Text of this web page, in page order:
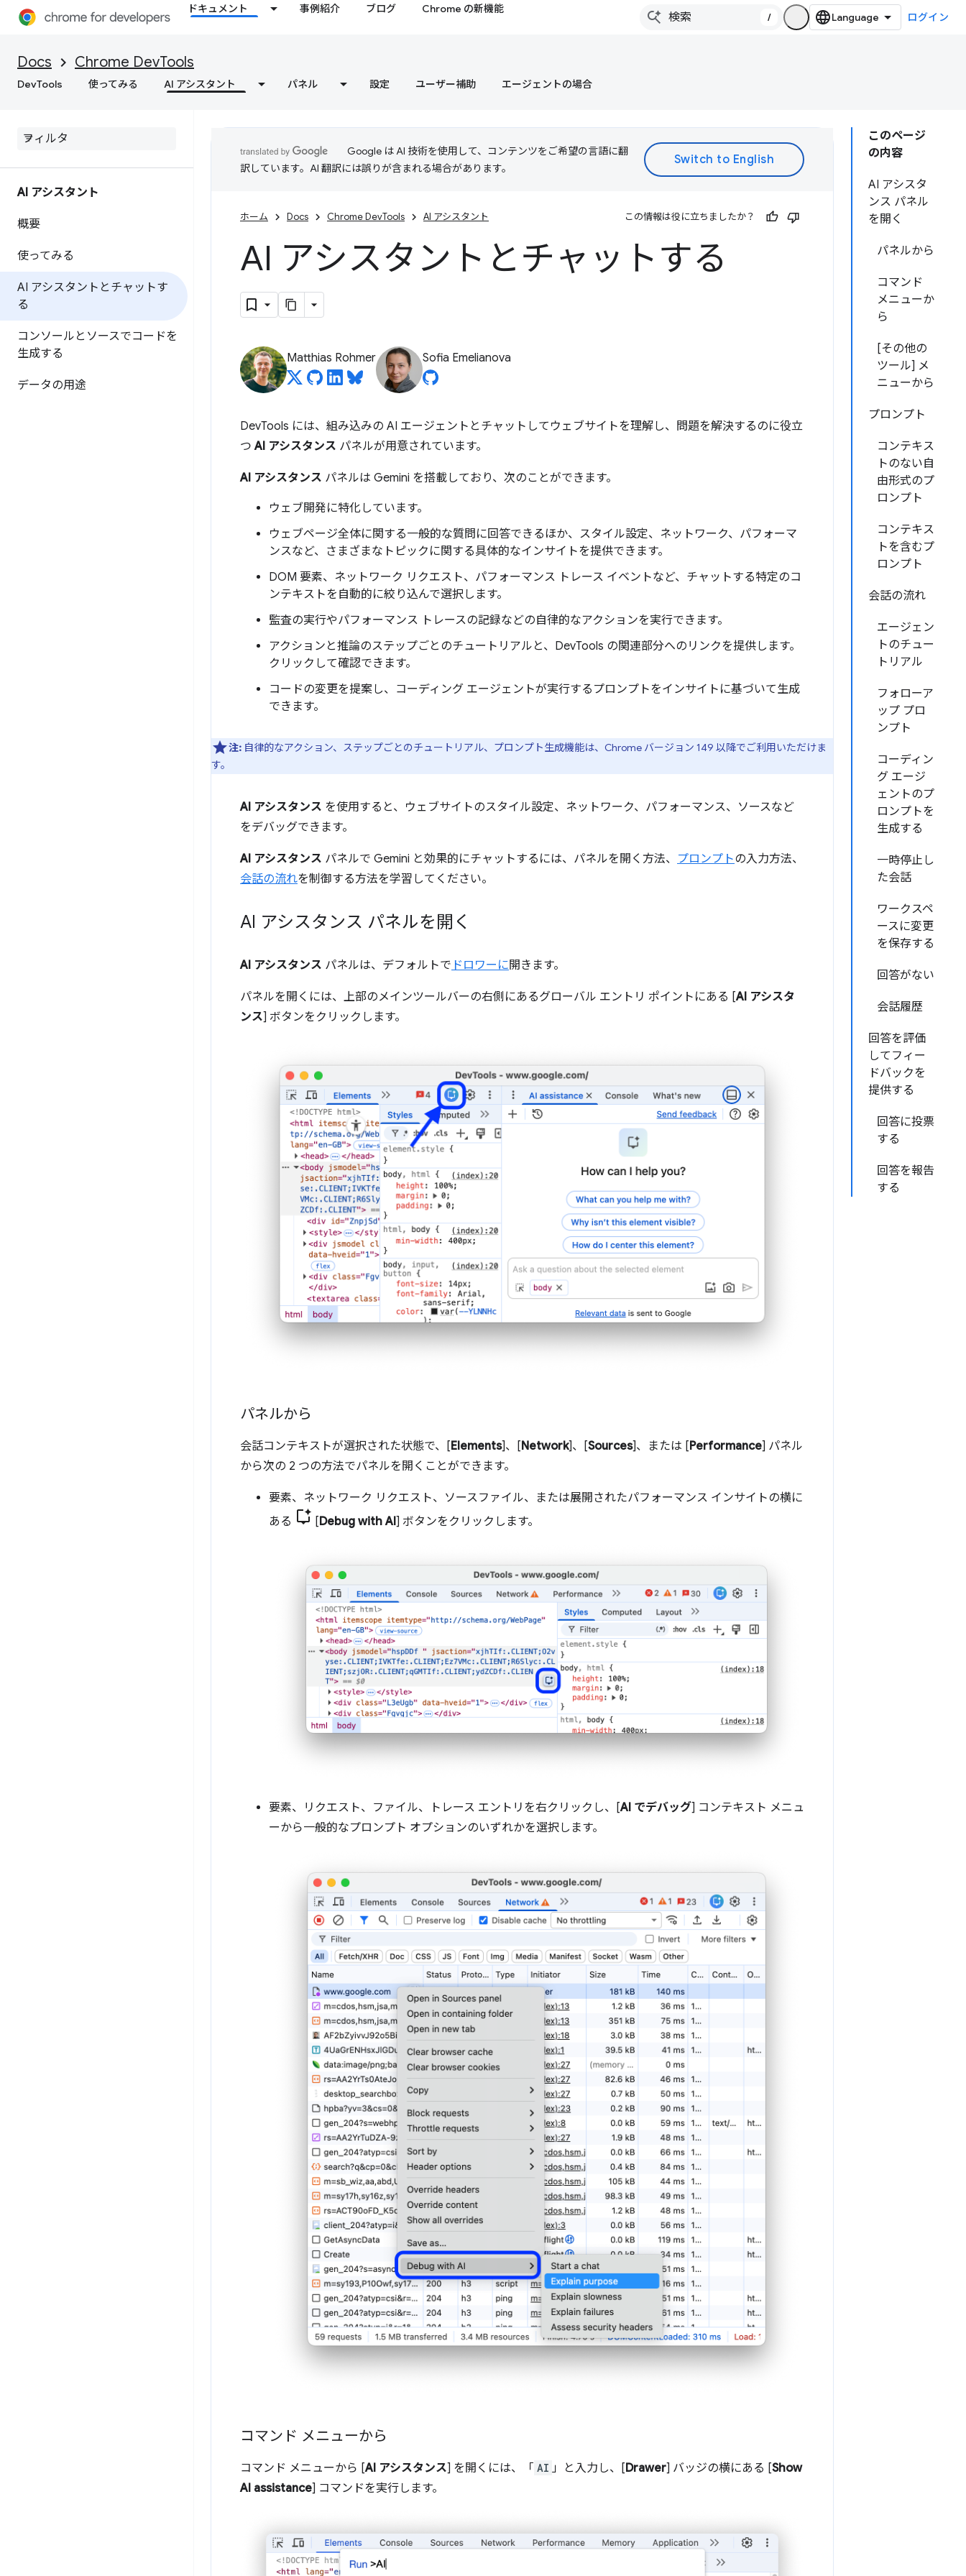
ドキュメント 事例紹介 ブログ Chrome の新機能
/ ログイン
Docs Chrome DevTools
DevTools 使ってみる AI アシスタント パネル 設定 ユーザー補助 エージェントの場合
AI アシスタント
概要
使ってみる
AI アシスタントとチャットす
る
コンソールとソースでコードを
生成する
データの用途
このページ
の内容
AI アシスタ
ンス パネル
を開く
パネルから
コマンド
メニューか
ら
[その他の
ツール] メ
ニューから
プロンプト
コンテキス
トのない自
由形式のプ
ロンプト
コンテキス
トを含むプ
ロンプト
会話の流れ
エージェン
トのチュー
トリアル
フォローア
ップ プロ
ンプト
コーディン
グ エージ
ェントのプ
ロンプトを
生成する
一時停止し
た会話
ワークスペ
ースに変更
を保存する
回答がない
会話履歴
回答を評価
してフィー
ドバックを
提供する
回答に投票
する
回答を報告
する
Google は AI 技術を使用して、コンテンツをご希望の言語に翻
訳しています。AI 翻訳には誤りが含まれる場合があります。
ホーム Docs Chrome DevTools AI アシスタント この情報は役に立ちましたか？
AI アシスタントとチャットする
Matthias Rohmer Sofia Emelianova
DevTools には、組み込みの AI エージェントとチャットしてウェブサイトを理解し、問題を解決するのに役立
つAI アシスタンス パネルが用意されています。
AI アシスタンス パネルは Gemini を搭載しており、次のことができます。
ウェブ開発に特化しています。
ウェブページ全体に関する一般的な質問に回答できるほか、スタイル設定、ネットワーク、パフォーマ
ンスなど、さまざまなトピックに関する具体的なインサイトを提供できます。
DOM 要素、ネットワーク リクエスト、パフォーマンス トレース イベントなど、チャットする特定のコ
ンテキストを自動的に絞り込んで選択します。
監査の実行やパフォーマンス トレースの記録などの自律的なアクションを実行できます。
アクションと推論のステップごとのチュートリアルと、DevTools の関連部分へのリンクを提供します。
クリックして確認できます。
コードの変更を提案し、コーディング エージェントが実行するプロンプトをインサイトに基づいて生成
できます。
注: 自律的なアクション、ステップごとのチュートリアル、プロンプト生成機能は、Chrome バージョン 149 以降でご利用いただけま
す。
AI アシスタンス を使用すると、ウェブサイトのスタイル設定、ネットワーク、パフォーマンス、ソースなど
をデバッグできます。
AI アシスタンス パネルで Gemini と効果的にチャットするには、パネルを開く方法、 プロンプトの入力方法、
会話の流れを制御する方法を学習してください。
AI アシスタンス パネルを開く
AI アシスタンス パネルは、デフォルトで ドロワーに開きます。
パネルを開くには、上部のメインツールバーの右側にあるグローバル エントリ ポイントにある [AI アシスタ
ンス] ボタンをクリックします。
パネルから
会話コンテキストが選択された状態で、[Elements]、[Network]、[Sources]、または [Performance] パネル
から次の 2 つの方法でパネルを開くことができます。
要素、ネットワーク リクエスト、ソースファイル、または展開されたパフォーマンス インサイトの横に
ある
[Debug with AI] ボタンをクリックします。
要素、リクエスト、ファイル、トレース エントリを右クリックし、[AI でデバッグ] コンテキスト メニュ
ーから一般的なプロンプト オプションのいずれかを選択します。
コマンド メニューから
コマンド メニューから [AI アシスタンス] を開くには、「 AI 」と入力し、[Drawer] バッジの横にある [Show
AI assistance] コマンドを実行します。